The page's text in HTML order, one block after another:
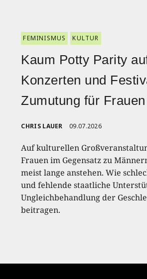
FEMINISMUS KULTUR
Kaum Potty Parity
Konzerten und
Zumutung für Frauen
CHRIS LAUER 09.07.2026
Auf kulturellen
Frauen im Gegensatz zu
meist lange anstehen. Wie
und fehlende staatliche
Ungleichbehandlung der
beitragen.